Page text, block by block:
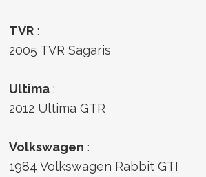
TVR :
2005 TVR Sagaris
Ultima :
2012 Ultima GTR
Volkswagen :
1984 Volkswagen Rabbit GTI